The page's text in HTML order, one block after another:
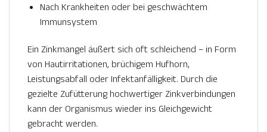
Nach Krankheiten oder bei geschwächtem
Immunsystem
Ein Zinkmangel äußert sich oft schleichend – in Form
von Hautirritationen, brüchigem Hufhorn,
Leistungsabfall oder Infektanfälligkeit. Durch die
gezielte Zufütterung hochwertiger Zinkverbindungen
kann der Organismus wieder ins Gleichgewicht
gebracht werden.